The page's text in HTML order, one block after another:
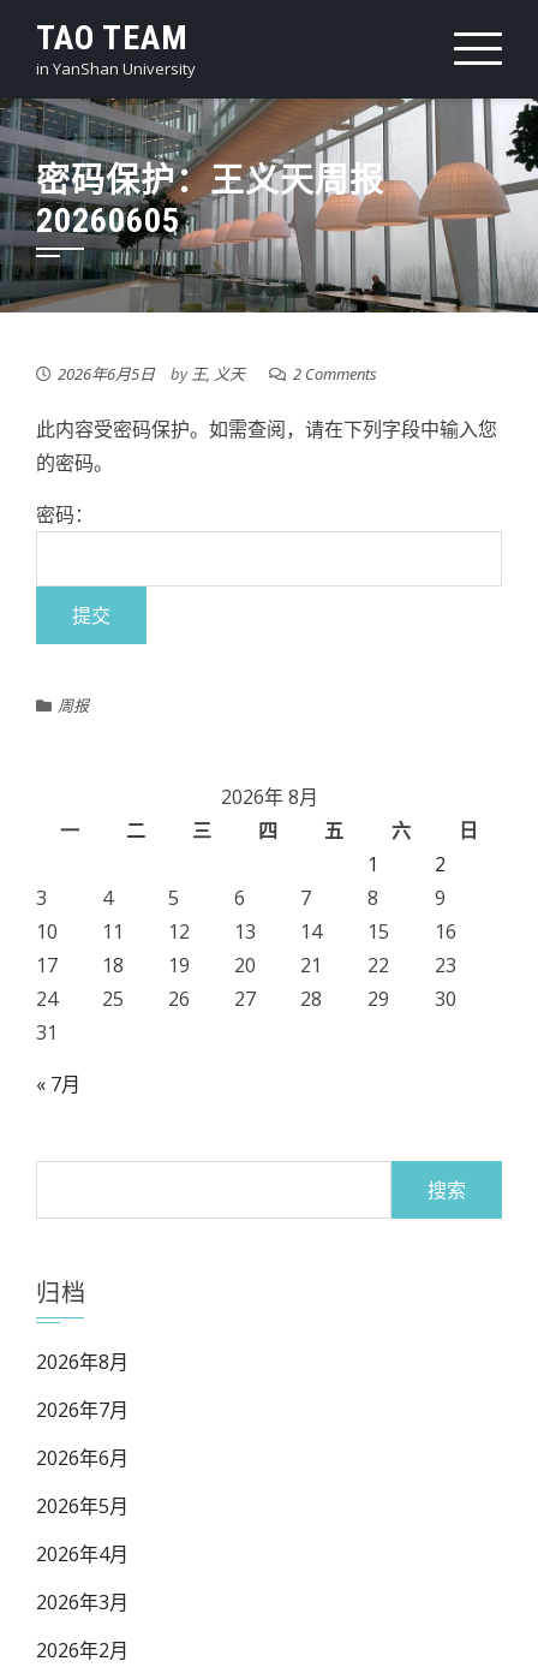
content
TAO TEAM
in YanShan University
密码保护：王义天周报
20260605
2026年6月5日 by王, 义天 2 Comments
此内容受密码保护。如需查阅，请在下列字段中输入您
的密码。
密码：
周报
2026年 8月
一
二 三 四 五 六
日
1
2
3
4 5 6 7 8
9
10
11 12 13 14 15
16
17
18 19 20 21 22
23
24
25 26 27 28 29
30
31
« 7月
归档
2026年8月
2026年7月
2026年6月
2026年5月
2026年4月
2026年3月
2026年2月